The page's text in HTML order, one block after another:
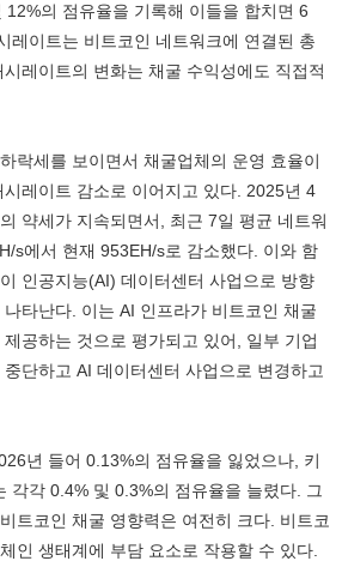
의 점유율을 기록해 이들을 합치면 6
레이트는 비트코인 네트워크에 연결된 총
레이트의 변화는 채굴 수익성에도 직접적
락세를 보이면서 채굴업체의 운영 효율이
레이트 감소로 이어지고 있다. 2025년 4
약세가 지속되면서, 최근 7일 평균 네트워
s에서 현재 953EH/s로 감소했다. 이와 함
인공지능(AI) 데이터센터 사업으로 방향
타난다. 이는 AI 인프라가 비트코인 채굴
공하는 것으로 평가되고 있어, 일부 기업
단하고 AI 데이터센터 사업으로 변경하고
년 들어 0.13%의 점유율을 잃었으나, 키
각각 0.4% 및 0.3%의 점유율을 늘렸다. 그
트코인 채굴 영향력은 여전히 크다. 비트코
인 생태계에 부담 요소로 작용할 수 있다.